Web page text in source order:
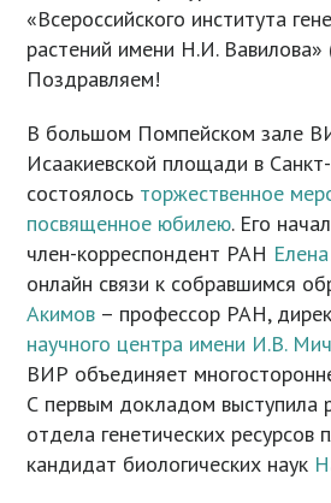
«Всероссийского института
растений имени Н.И.
Поздравляем!
В большом Помпейском зале
Исаакиевской площади в
состоялось торжественное
посвященное юбилею. Его
член-корреспондент РАН
онлайн связи к собравшимся
Акимов – профессор РАН,
научного центра имени И.В.
ВИР объединяет
С первым докладом выступила
отдела генетических ресурсов
кандидат биологических наук